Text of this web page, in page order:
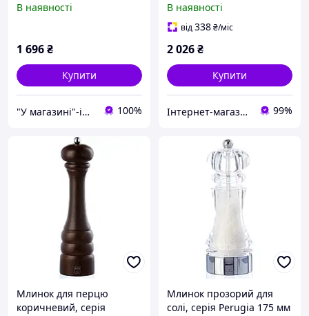
В наявності
1 696₴
Купити
"У магазині"-інтернет магазин 100%
доставкою по Україні
В наявності
від338₴/міс
2 026₴
Купити
Інтернет-магазин "TUDOM" 99%
Млинок для перцю
коричневий, серія
Млинок прозорий для
солі, серія Perugia 175 мм